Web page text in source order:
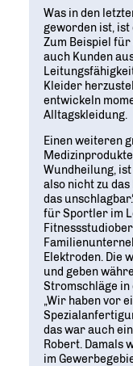
Was in den
geworden ist,
Zum Beispiel
auch Kunden
Kleider
entwickeln
Alltagskleidung.
Einen weiteren
Wundheilung,
also nicht zu
das
für Sportler im
Elektroden. Die
und geben
Stromschläge in
„Wir haben vor
das war auch
Robert. Damals
im